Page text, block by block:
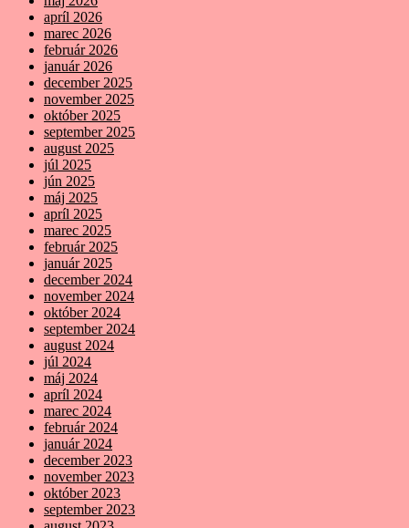
apríl 2026
marec 2026
február 2026
január 2026
december 2025
november 2025
október 2025
september 2025
august 2025
júl 2025
jún 2025
máj 2025
apríl 2025
marec 2025
február 2025
január 2025
december 2024
november 2024
október 2024
september 2024
august 2024
júl 2024
máj 2024
apríl 2024
marec 2024
február 2024
január 2024
december 2023
november 2023
október 2023
september 2023